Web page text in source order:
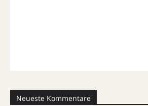
Neueste Kommentare